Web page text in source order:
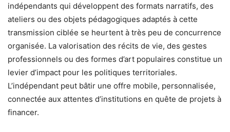
indépendants qui développent des formats narratifs, des
ateliers ou des objets pédagogiques adaptés à cette
transmission ciblée se heurtent à très peu de concurrence
organisée. La valorisation des récits de vie, des gestes
professionnels ou des formes d’art populaires constitue un
levier d’impact pour les politiques territoriales.
L’indépendant peut bâtir une offre mobile, personnalisée,
connectée aux attentes d’institutions en quête de projets à
financer.